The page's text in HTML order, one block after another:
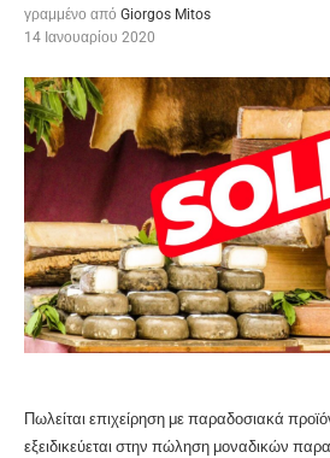
γραμμένο από Giorgos Mitos
14 Ιανουαρίου 2020
Πωλείται επιχείρηση με παραδοσιακά
εξειδικεύεται στην πώληση μοναδικών